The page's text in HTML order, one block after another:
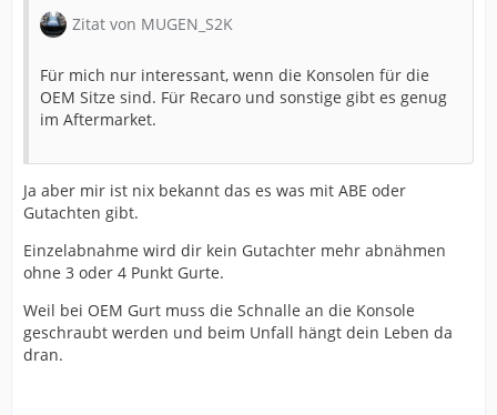
Zitat von MUGEN_S2K
Für mich nur interessant, wenn die Konsolen für die
OEM Sitze sind. Für Recaro und sonstige gibt es genug
im Aftermarket.
Ja aber mir ist nix bekannt das es was mit ABE oder
Gutachten gibt.
Einzelabnahme wird dir kein Gutachter mehr abnähmen
ohne 3 oder 4 Punkt Gurte.
Weil bei OEM Gurt muss die Schnalle an die Konsole
geschraubt werden und beim Unfall hängt dein Leben da
dran.